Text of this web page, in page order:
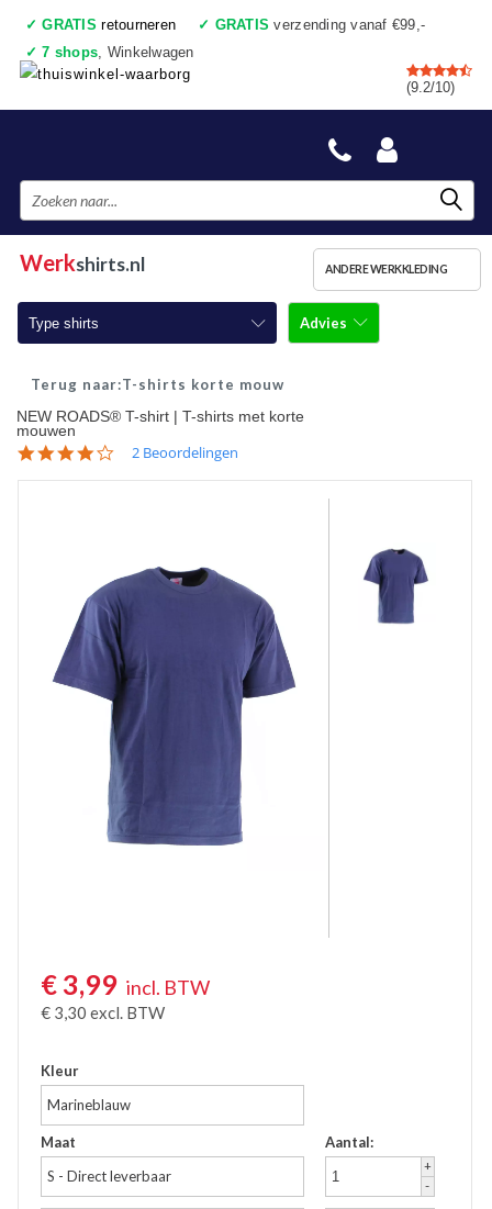
✓ GRATIS retourneren ✓ GRATIS verzending vanaf €99,-
✓ 7 shops, Winkelwagen
✓Voor 17:00 uur besteld, vandaag verzonden
✓Achteraf betalen ✓Ook een échte winkel
(9.2/10)
Werkshirts.nl ANDERE WERKKLEDING
Type shirts
T-shirts korte mouw
T-shirts lange mouw
Tanktops
Werkshirts Bedrukken
Advies
T-shirts korte mouw
NEW ROADS® T-shirt | T-shirts met korte
mouwen
4.02 Beoordelingen
€ 3,99 incl. BTW
€ 3,30 excl. BTW
Kleur
Marineblauw
Maat
S - Direct leverbaar
Aantal:
+
-